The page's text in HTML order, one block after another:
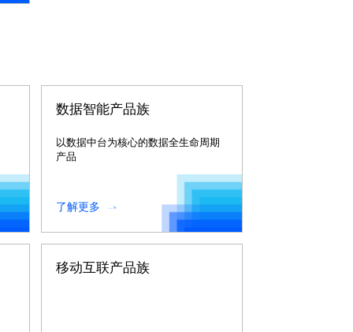
数据智能产品族
以数据中台为核心的数据全生命周期
产品
了解更多
移动互联产品族